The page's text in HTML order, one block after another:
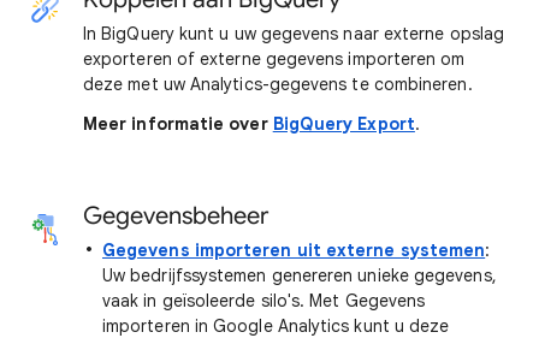
In BigQuery kunt u uw gegevens naar externe opslag
exporteren of externe gegevens importeren om
deze met uw Analytics-gegevens te combineren.
Meer informatie over BigQuery Export.
Gegevensbeheer
Gegevens importeren uit externe systemen:
Uw bedrijfssystemen genereren unieke gegevens,
vaak in geïsoleerde silo's. Met Gegevens
importeren in Google Analytics kunt u deze